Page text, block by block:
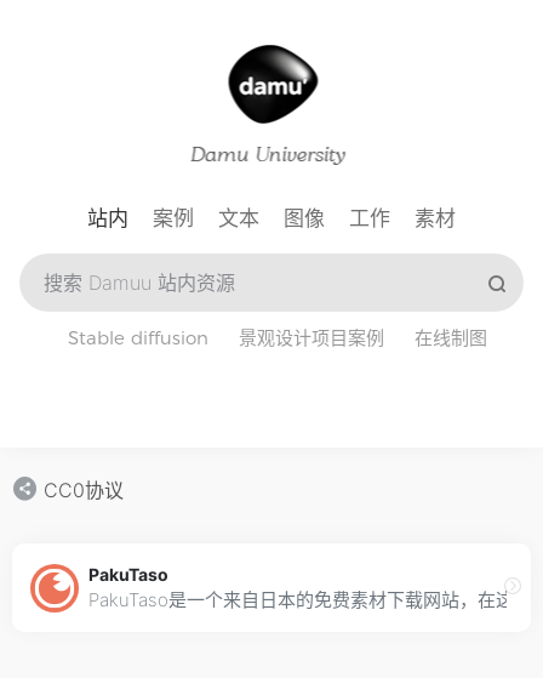
站内 案例 文本 图像 工作 素材
Stable diffusion 景观设计项目案例 在线制图
CC0协议
PakuTaso
PakuTaso是一个来自日本的免费素材下载网站，在这